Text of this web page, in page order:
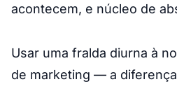
acontecem, e núcleo de
Usar uma fralda diurna à
de marketing — a